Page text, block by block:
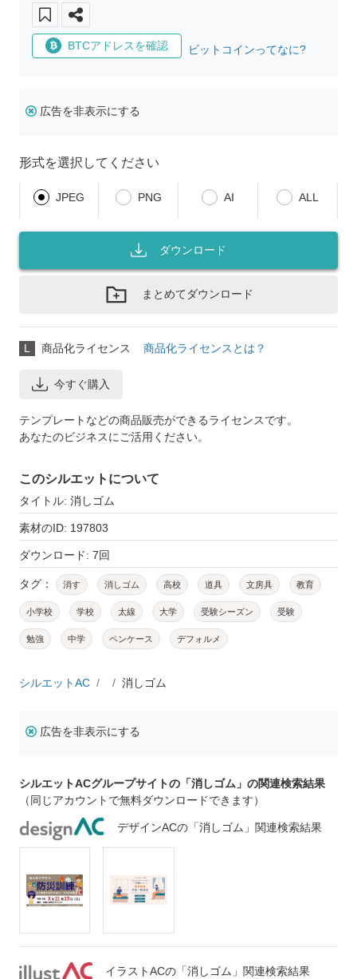
BTCアドレスを確認 ビットコインってなに?
広告を非表示にする
形式を選択してください
JPEG PNG AI ALL
ダウンロード
まとめてダウンロード
L 商品化ライセンス 商品化ライセンスとは？
今すぐ購入
テンプレートなどの商品販売ができるライセンスです。
あなたのビジネスにご活用ください。
このシルエットについて
タイトル: 消しゴム
素材のID: 197803
ダウンロード: 7回
タグ： 消す 消しゴム 高校 道具 文房具 教育
小学校 学校 太線 大学 受験シーズン 受験
勉強 中学 ペンケース デフォルメ
シルエットAC 消しゴム
広告を非表示にする
シルエットACグループサイトの「消しゴム」の関連検索結果
（同じアカウントで無料ダウンロードできます）
デザインACの「消しゴム」関連検索結果
イラストACの「消しゴム」関連検索結果